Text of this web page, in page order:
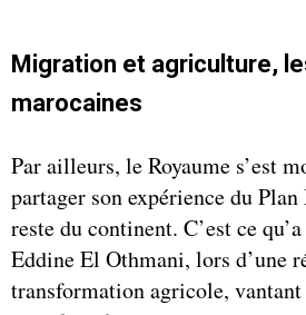
Migration et agriculture,
marocaines
Par ailleurs, le Royaume s’est
partager son expérience du
reste du continent. C’est ce
Eddine El Othmani, lors d’une
transformation agricole,